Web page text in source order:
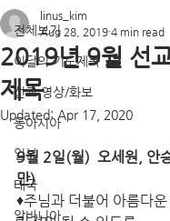
전체보기
이달의 기도제목
선교 영상/화보
동아시아
일본
태국
알바니아
2019년 9월 선
제목
linus_kim
Aug 28, 2019 4 min read
Updated: Apr 17, 2020
9월 2일(월) ­ 오세원, 안
만)
♦주님과 더불어 아름다